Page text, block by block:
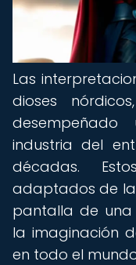
Las
dioses
industria del
décadas.
adaptados de
pantalla de
la imaginación
en todo el